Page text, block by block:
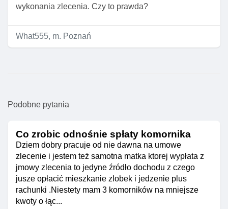
wykonania zlecenia. Czy to prawda?
What555, m. Poznań
Podobne pytania
Co zrobic odnośnie spłaty komornika
Dziem dobry pracuje od nie dawna na umowe
zlecenie i jestem też samotna matka ktorej wypłata z
jmowy zlecenia to jedyne źródło dochodu z czego
jusze opłacić mieszkanie zlobek i jedzenie plus
rachunki .Niestety mam 3 komorników na mniejsze
kwoty o łąc...